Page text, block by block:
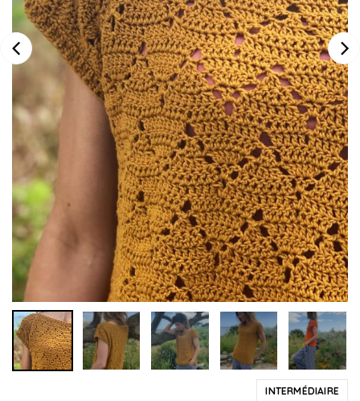
INTERMÉDIAIRE